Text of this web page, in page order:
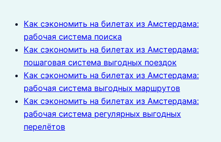
Как сэкономить на билетах из Амстердама:
рабочая система поиска
Как сэкономить на билетах из Амстердама:
пошаговая система выгодных поездок
Как сэкономить на билетах из Амстердама:
рабочая система выгодных маршрутов
Как сэкономить на билетах из Амстердама:
рабочая система регулярных выгодных
перелётов